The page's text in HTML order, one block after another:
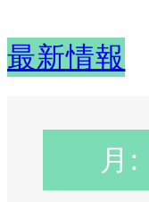
容
を
最新情報
月: